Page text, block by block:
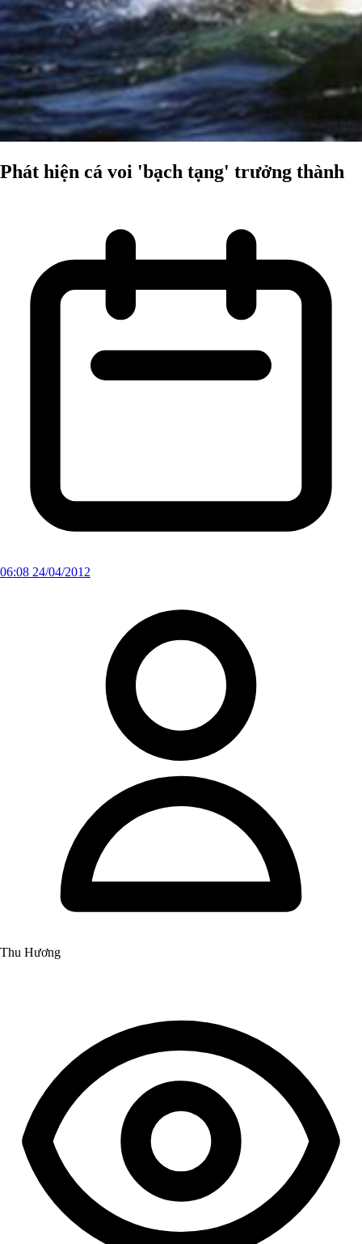
Phát hiện cá voi 'bạch tạng' trưởng thành
06:08 24/04/2012
Thu Hương